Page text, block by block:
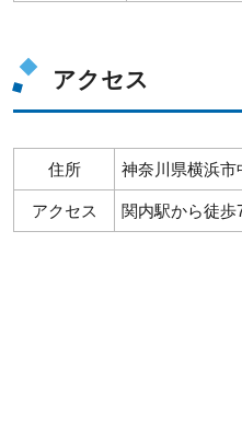
アクセス
住所 神奈川県横浜市
アクセス 関内駅から徒歩